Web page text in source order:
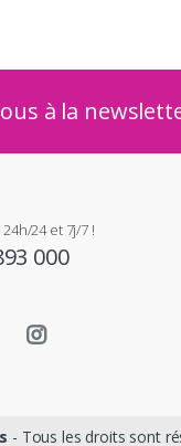
à la
24 et 7j/7 !
000
- Tous les droits sont